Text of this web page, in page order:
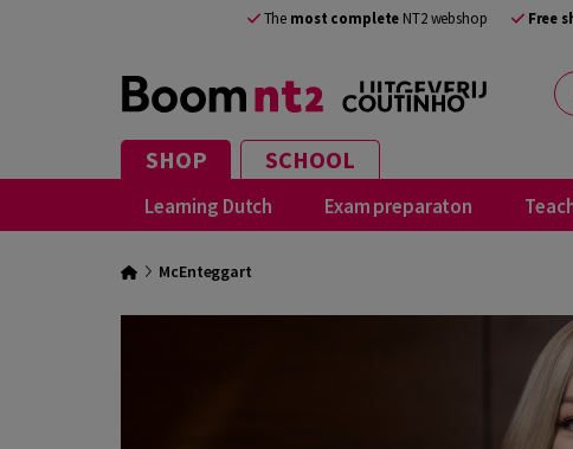
The most complete NT2 webshop Free
SHOP SCHOOL
Learning Dutch Exam preparaton
McEnteggart